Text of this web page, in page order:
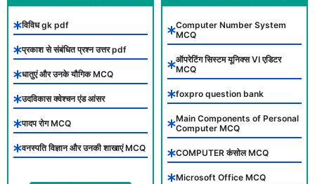
विविध gk pdf
प्रकाश से संबंधित प्रश्न उत्तर pdf
धातुएं और उनके यौगिक MCQ
उदविकास क्वेश्चन एंड आंसर
पादप रोग MCQ
वनस्पति विज्ञान और उनकी शाखाएं MCQ
Computer Number System
MCQ
ऑपरेटिंग सिस्टम यूनिक्स VI एडिटर
MCQ
foxpro question bank
Main Components of Personal
Computer MCQ
COMPUTER कंसोल MCQ
Microsoft Office MCQ